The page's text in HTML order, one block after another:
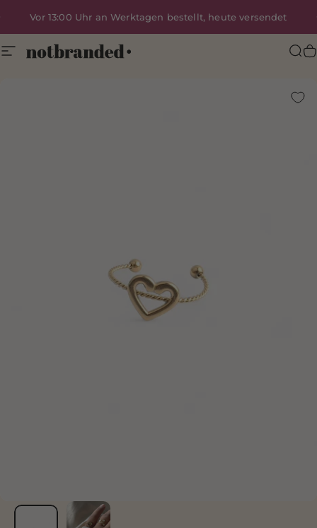
Vor 13:00 Uhr an Werktagen bestellt, heute versendet
Seitennavigation
Notbranded